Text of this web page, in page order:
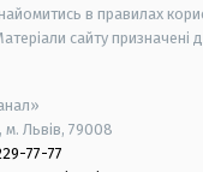
в правилах
сайту призначені
м. Львів, 79008
77-77